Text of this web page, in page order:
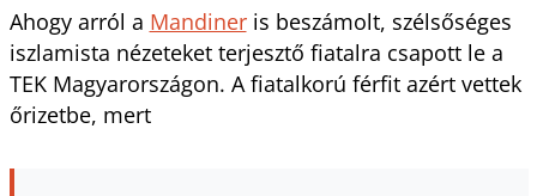
Ahogy arról a Mandineris beszámolt, szélsőséges
iszlamista nézeteket terjesztő fiatalra csapott le a
TEK Magyarországon. A fiatalkorú férfit azért vettek
őrizetbe, mert